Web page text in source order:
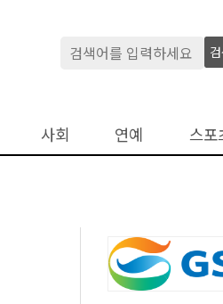
사회 연예 스포